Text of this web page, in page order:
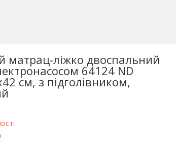
матрац-ліжко двоспальний
64124 ND
см, з підголівником,